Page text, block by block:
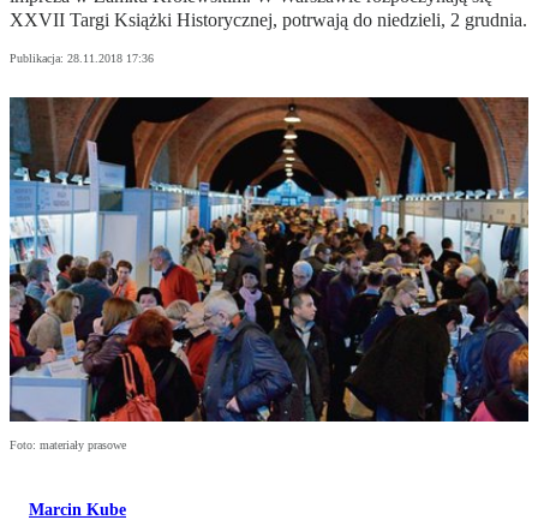
XXVII Targi Książki Historycznej, potrwają do niedzieli, 2 grudnia.
Publikacja: 28.11.2018 17:36
Foto: materiały prasowe
Marcin Kube